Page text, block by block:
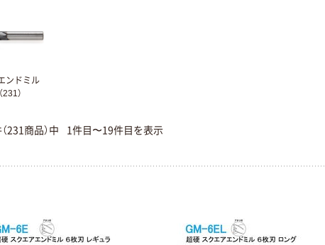
ンドミル
（231）
231商品）中 1件目〜19件目を表示